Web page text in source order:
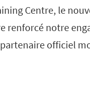
Centre, le
renforcé notre
partenaire officiel